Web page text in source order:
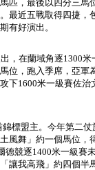
匹，最後以四分三馬
最近五戰取得四捷，
有好演出。
，在蘭域角逐1300
位，跑入季席，亞軍
下1600米一級賽佐治
標盟主。今年第二
風舞」約一個馬位，
德競逐1400米一級賽
讓我高飛」約四個半